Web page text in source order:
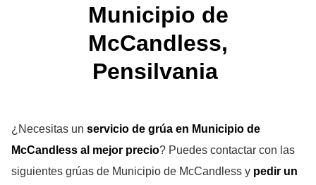
Municipio de
McCandless,
Pensilvania
¿Necesitas un servicio de grúa en Municipio de
McCandless al mejor precio? Puedes contactar con las
siguientes grúas de Municipio de McCandless y pedir un